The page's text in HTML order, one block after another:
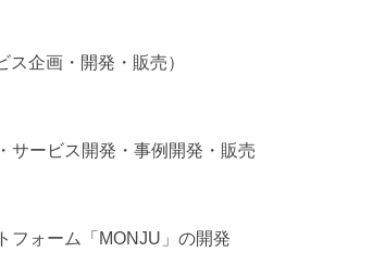
企画・開発・販売）
サービス開発・事例開発・販売
フォーム「MONJU」の開発